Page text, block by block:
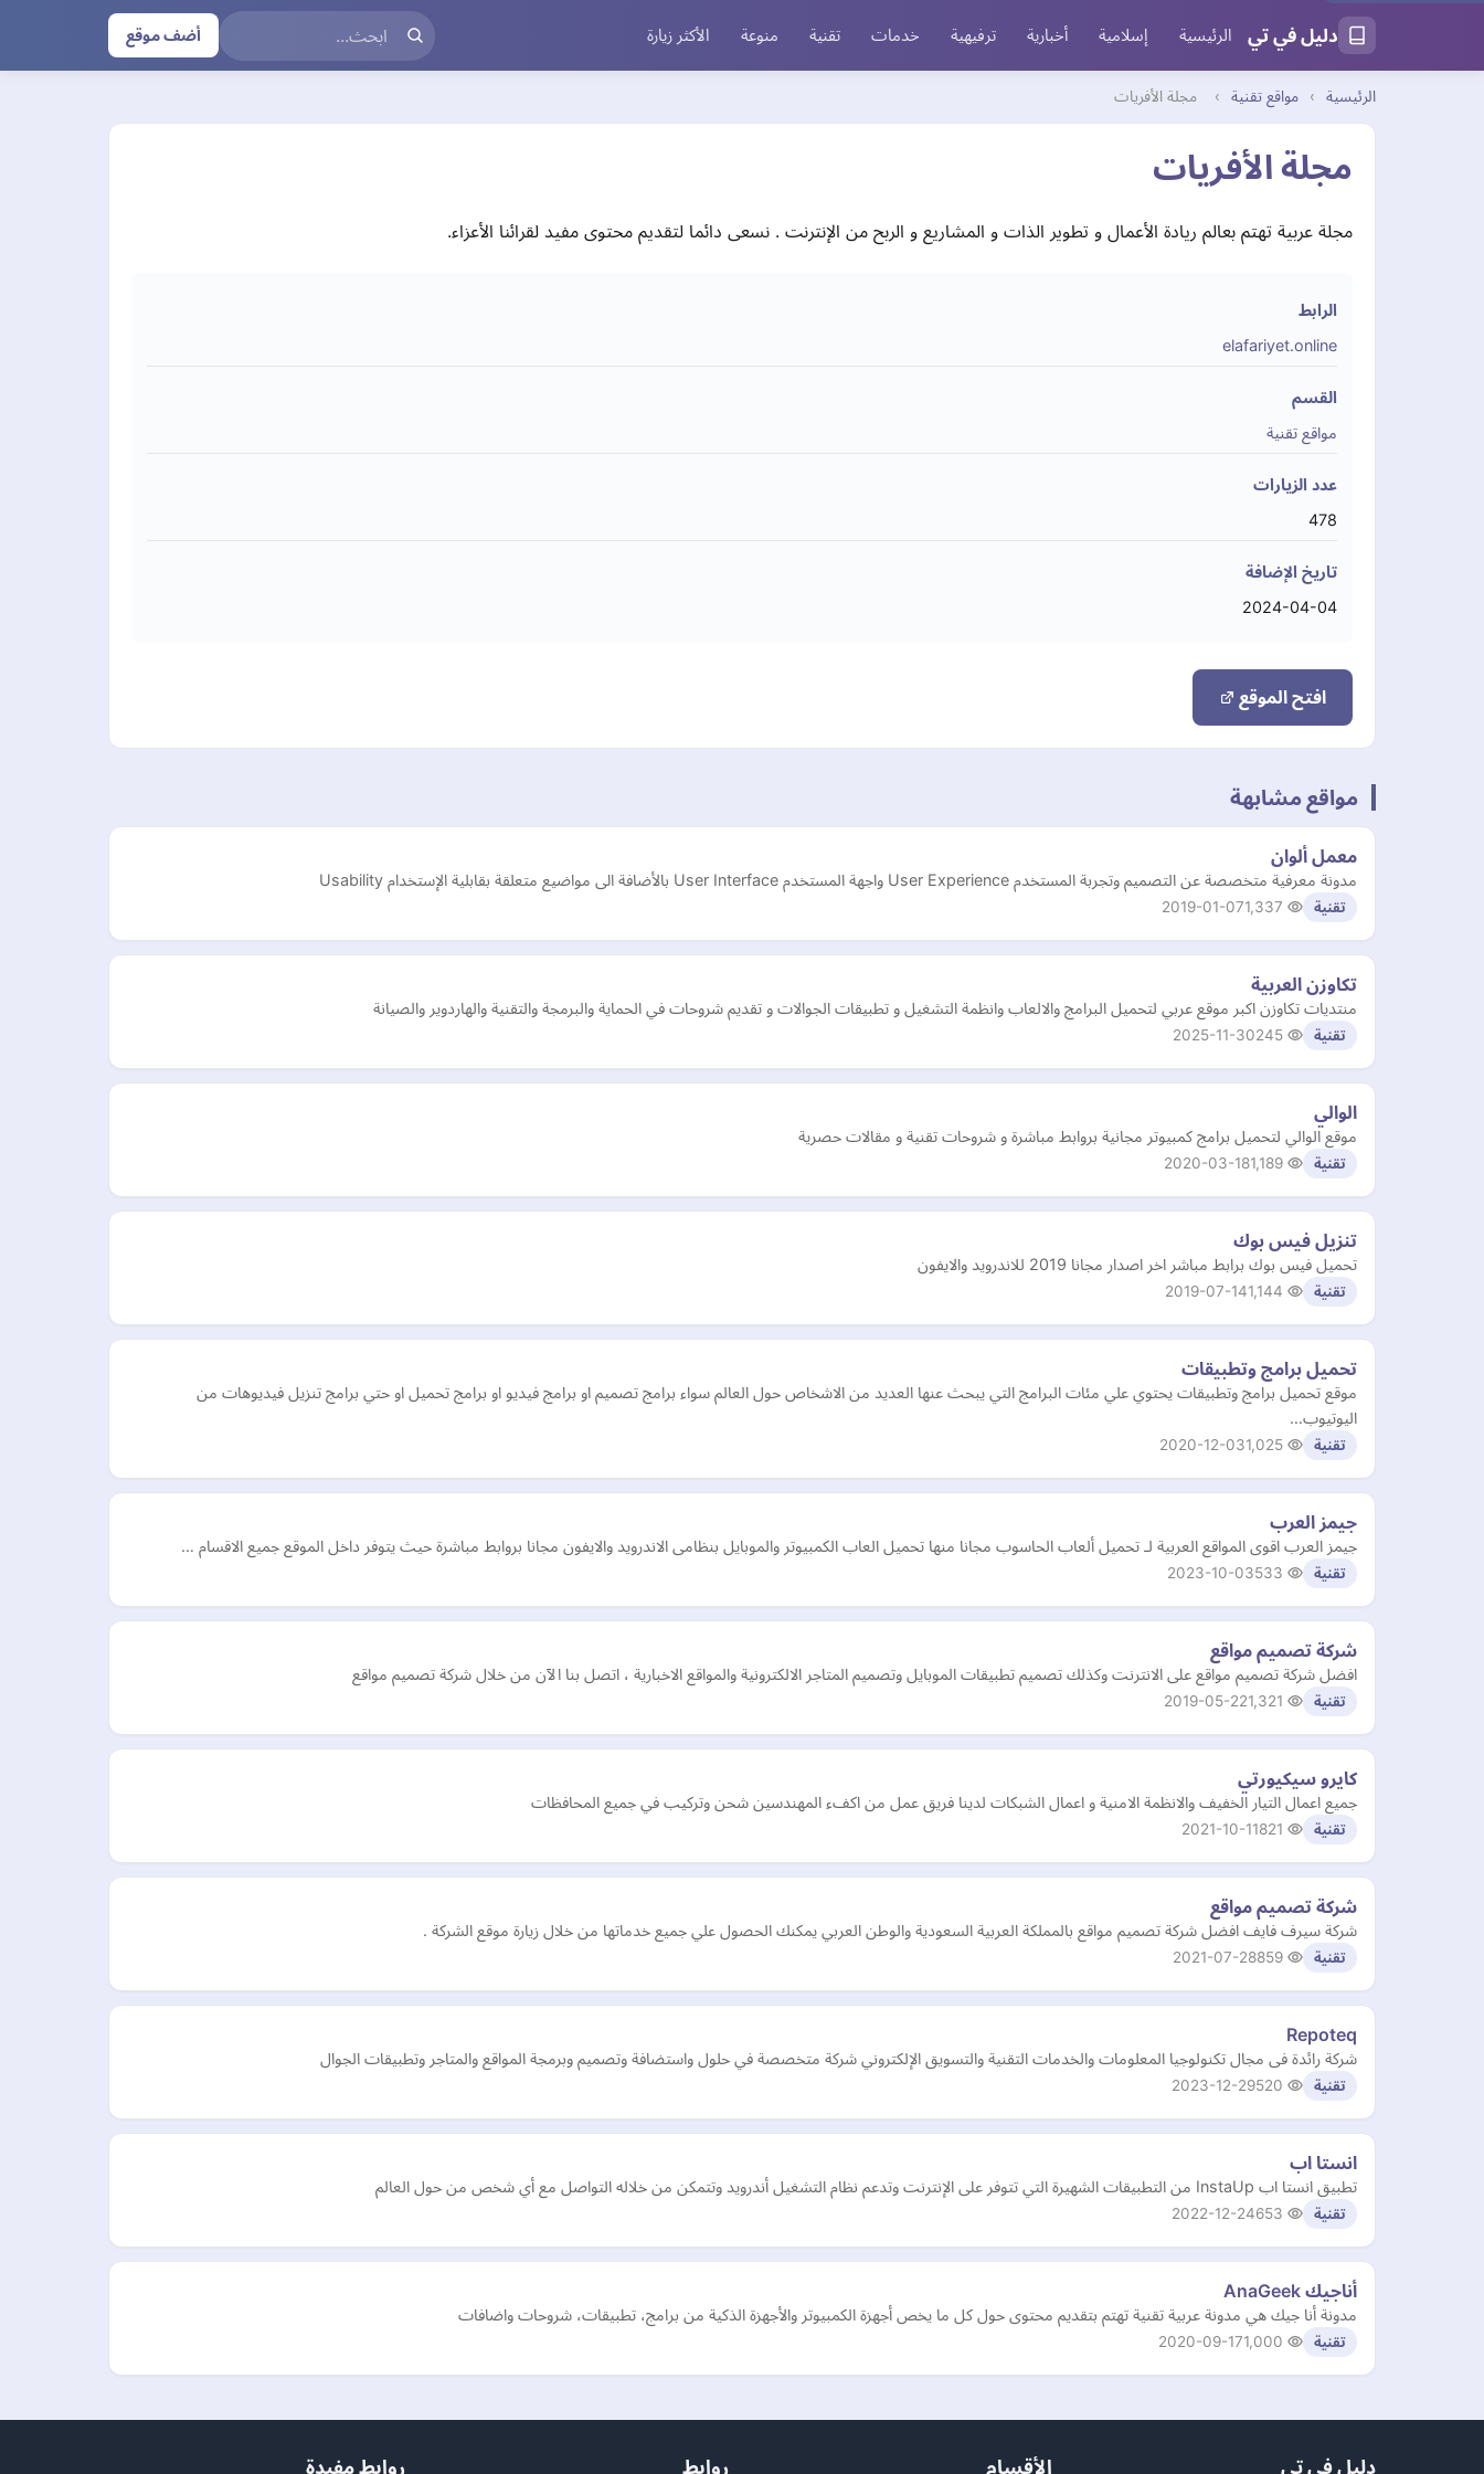
دليل في تي الرئيسية إسلامية أخبارية ترفيهية خدمات تقنية منوعة الأكثر زيارة أضف موقع
الرئيسية › مواقع تقنية › مجلة الأفريات
مجلة الأفريات
مجلة عربية تهتم بعالم ريادة الأعمال و تطوير الذات و المشاريع و الربح من الإنترنت . نسعى دائما لتقديم محتوى مفيد لقرائنا الأعزاء.
الرابط
elafariyet.online
القسم
مواقع تقنية
عدد الزيارات
478
تاريخ الإضافة
2024-04-04
افتح الموقع
مواقع مشابهة
معمل ألوان
مدونة معرفية متخصصة عن التصميم وتجربة المستخدم User Experience واجهة المستخدم User Interface بالأضافة الى مواضيع متعلقة بقابلية الإستخدام Usability
تقنية 2019-01-07
تكاوزن العربية
منتديات تكاوزن اكبر موقع عربي لتحميل البرامج والالعاب وانظمة التشغيل و تطبيقات الجوالات و تقديم شروحات في الحماية والبرمجة والتقنية والهاردوير والصيانة
تقنية 2025-11-30
الوالي
موقع الوالي لتحميل برامج كمبيوتر مجانية بروابط مباشرة و شروحات تقنية و مقالات حصرية
تقنية 2020-03-18
تنزيل فيس بوك
تحميل فيس بوك برابط مباشر اخر اصدار مجانا 2019 للاندرويد والايفون
تقنية 2019-07-14
تحميل برامج وتطبيقات
موقع تحميل برامج وتطبيقات يحتوي علي مئات البرامج التي يبحث عنها العديد من الاشخاص حول العالم سواء برامج تصميم او برامج فيديو او برامج تحميل او حتي برامج تنزيل فيديوهات من
اليوتيوب…
تقنية 2020-12-03
جيمز العرب
جيمز العرب اقوى المواقع العربية لـ تحميل ألعاب الحاسوب مجانا منها تحميل العاب الكمبيوتر والموبايل بنظامى الاندرويد والايفون مجانا بروابط مباشرة حيث يتوفر داخل الموقع جميع الاقسام …
تقنية 2023-10-03
شركة تصميم مواقع
افضل شركة تصميم مواقع على الانترنت وكذلك تصميم تطبيقات الموبايل وتصميم المتاجر الالكترونية والمواقع الاخبارية ، اتصل بنا الآن من خلال شركة تصميم مواقع
تقنية 2019-05-22
كايرو سيكيورتي
جميع اعمال التيار الخفيف والانظمة الامنية و اعمال الشبكات لدينا فريق عمل من اكفء المهندسين شحن وتركيب في جميع المحافظات
تقنية 2021-10-11
شركة تصميم مواقع
شركة سيرف فايف افضل شركة تصميم مواقع بالمملكة العربية السعودية والوطن العربي يمكنك الحصول علي جميع خدماتها من خلال زيارة موقع الشركة .
تقنية 2021-07-28
Repoteq
شركة رائدة فى مجال تكنولوجيا المعلومات والخدمات التقنية والتسويق الإلكتروني شركة متخصصة في حلول واستضافة وتصميم وبرمجة المواقع والمتاجر وتطبيقات الجوال
تقنية 2023-12-29
انستا اب
تطبيق انستا اب InstaUp من التطبيقات الشهيرة التي تتوفر على الإنترنت وتدعم نظام التشغيل أندرويد وتتمكن من خلاله التواصل مع أي شخص من حول العالم
تقنية 2022-12-24
مدونة أنا جيك هي مدونة عربية تقنية تهتم بتقديم محتوى حول كل ما يخص أجهزة الكمبيوتر والأجهزة الذكية من برامج، تطبيقات، شروحات واضافات
تقنية 2020-09-17
دليل في تي الأقسام روابط روابط مفيدة